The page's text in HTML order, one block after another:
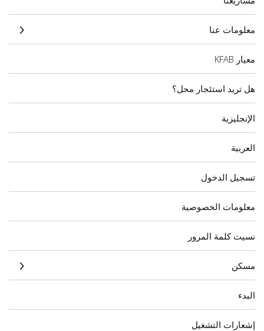
معلومات عنا
معيار KFAB
هل تريد استئجار محل؟
الإنجليزية
العربية
تسجيل الدخول
معلومات الخصوصية
نسيت كلمة المرور
مسكن
البدء
إشعارات التشغيل